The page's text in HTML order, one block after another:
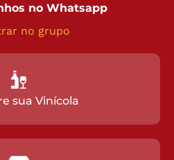
no Whatsapp
no grupo
sua Vinícola